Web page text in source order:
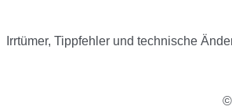
Irrtümer, Tippfehler und technische
©